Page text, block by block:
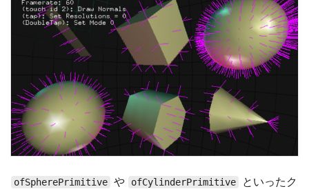
ofSpherePrimitive や ofCylinderPrimitive
といったク